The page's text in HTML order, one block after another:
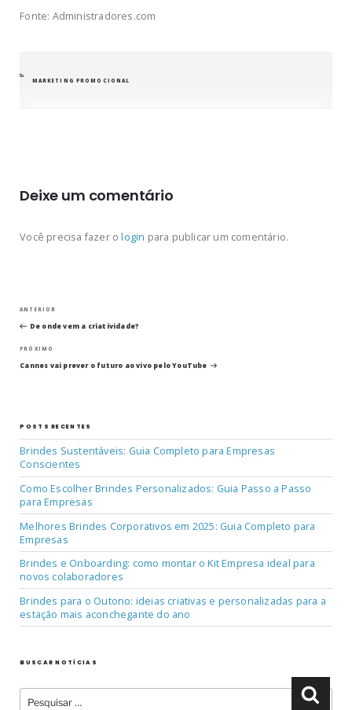
Fonte: Administradores.com
CATEGORIAS
MARKETING PROMOCIONAL
Deixe um comentário
Você precisa fazer ologin para publicar um comentário.
Navegação
de
Post
Post
anterior
ANTERIOR
De onde vem a criatividade?
Próximo
post
PRÓXIMO
Cannes vai prever o futuro ao vivo pelo YouTube
POSTS RECENTES
Brindes Sustentáveis: Guia Completo para Empresas
Conscientes
Como Escolher Brindes Personalizados: Guia Passo a Passo
para Empresas
Melhores Brindes Corporativos em 2025: Guia Completo para
Empresas
Brindes e Onboarding: como montar o Kit Empresa ideal para
novos colaboradores
Brindes para o Outono: ideias criativas e personalizadas para a
estação mais aconchegante do ano
BUSCAR NOTÍCIAS